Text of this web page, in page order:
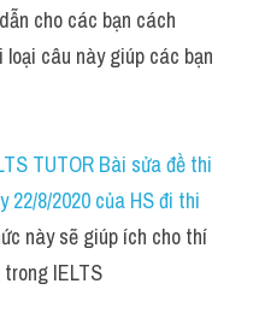
cho các bạn cách
câu này giúp các bạn
TUTORBài sửa đề thi
22/8/2020 của HS đi thi
này sẽ giúp ích cho thí
IELTS